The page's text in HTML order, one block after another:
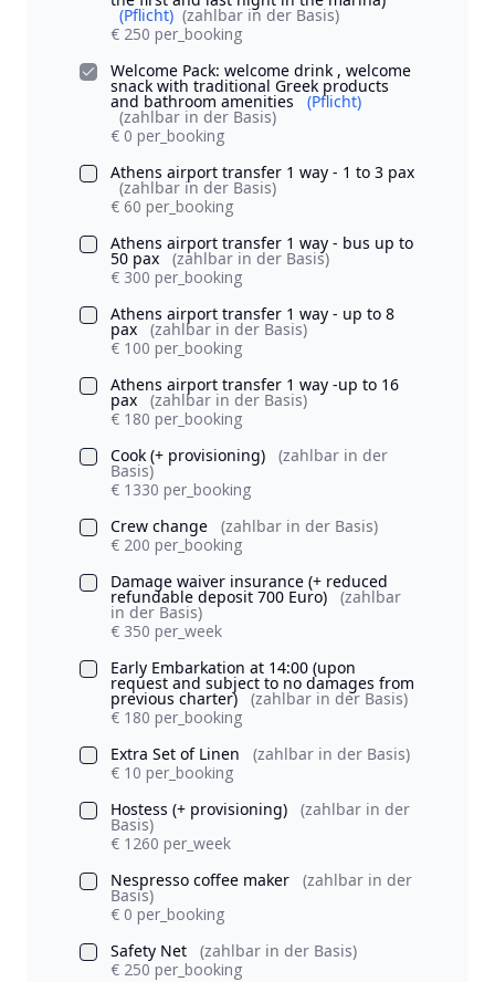
(Pflicht) (zahlbar in der Basis)
€ 250 per_booking
Welcome Pack: welcome drink , welcome
snack with traditional Greek products
and bathroom amenities (Pflicht)
(zahlbar in der Basis)
€ 0 per_booking
Athens airport transfer 1 way - 1 to 3 pax
(zahlbar in der Basis)
€ 60 per_booking
Athens airport transfer 1 way - bus up to
50 pax
(zahlbar in der Basis)
€ 300 per_booking
Athens airport transfer 1 way - up to 8
pax
(zahlbar in der Basis)
€ 100 per_booking
Athens airport transfer 1 way -up to 16
pax
(zahlbar in der Basis)
€ 180 per_booking
Cook (+ provisioning)
(zahlbar in der
Basis)
€ 1330 per_booking
Crew change
(zahlbar in der Basis)
€ 200 per_booking
Damage waiver insurance (+ reduced
refundable deposit 700 Euro) (zahlbar
in der Basis)
€ 350 per_week
Early Embarkation at 14:00 (upon
request and subject to no damages from
previous charter)
(zahlbar in der Basis)
€ 180 per_booking
Extra Set of Linen
(zahlbar in der Basis)
€ 10 per_booking
Hostess (+ provisioning)
(zahlbar in der
Basis)
€ 1260 per_week
Nespresso coffee maker
(zahlbar in der
Basis)
€ 0 per_booking
Safety Net
(zahlbar in der Basis)
€ 250 per_booking